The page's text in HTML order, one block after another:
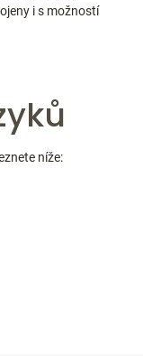
i s možností
níže: